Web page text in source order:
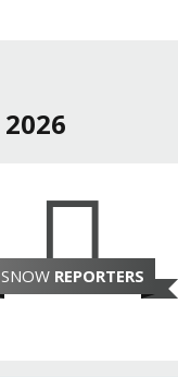
2026
SNOW REPORTERS